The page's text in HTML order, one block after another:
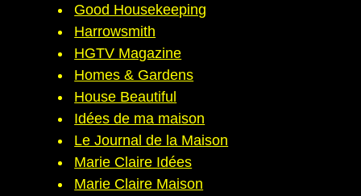
Good Housekeeping
Harrowsmith
HGTV Magazine
Homes & Gardens
House Beautiful
Idées de ma maison
Le Journal de la Maison
Marie Claire Idées
Marie Claire Maison